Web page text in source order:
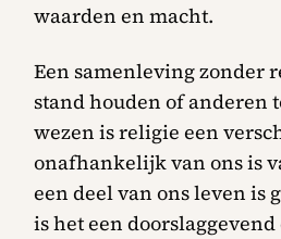
waarden en macht.
Een samenleving zonder
stand houden of anderen
wezen is religie een
onafhankelijk van ons is
een deel van ons leven is
is het een